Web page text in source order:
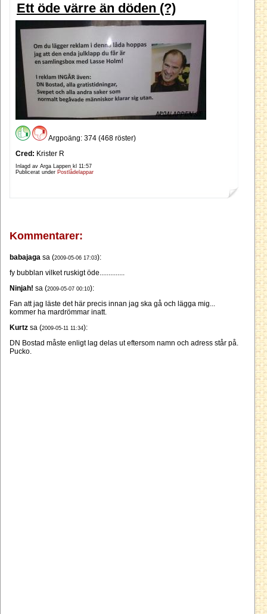
Ett öde värre än döden (?)
Argpoäng: 374 (468 röster)
Cred: Krister R
Inlagd av Arga Lappen kl 11:57
Publicerat under Postlådelappar
Kommentarer:
babajaga sa (2009-05-06 17:03):
fy bubblan vilket ruskigt öde..............
Ninjah! sa (2009-05-07 00:10):
Fan att jag läste det här precis innan jag ska gå och lägga mig...
kommer ha mardrömmar inatt.
Kurtz sa (2009-05-11 11:34):
DN Bostad måste enligt lag delas ut eftersom namn och adress står på.
Pucko.